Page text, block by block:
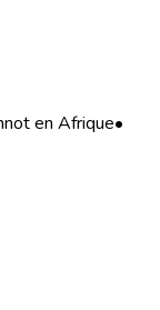
en Afrique•